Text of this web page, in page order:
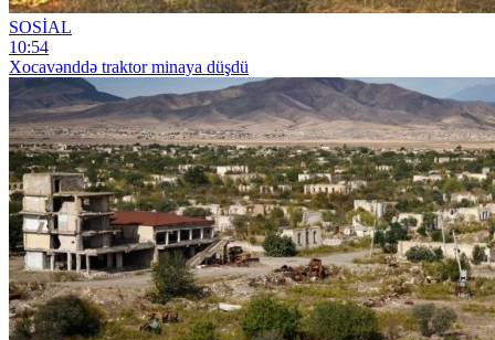
SOSİAL
10:54
Xocavənddə traktor minaya düşdü